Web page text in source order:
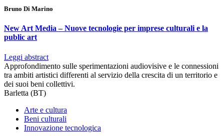
Bruno Di Marino
New Art Media – Nuove tecnologie per imprese culturali e la
public art
Leggi abstract
Approfondimento sulle sperimentazioni audiovisive e le connessioni
tra ambiti artistici differenti al servizio della crescita di un territorio e
dei suoi beni collettivi.
Barletta (BT)
Arte e cultura
Beni culturali
Innovazione tecnologica